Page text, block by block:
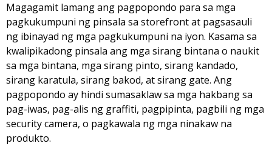
Magagamit lamang ang pagpopondo para sa mga
pagkukumpuni ng pinsala sa storefront at pagsasauli
ng ibinayad ng mga pagkukumpuni na iyon. Kasama sa
kwalipikadong pinsala ang mga sirang bintana o naukit
sa mga bintana, mga sirang pinto, sirang kandado,
sirang karatula, sirang bakod, at sirang gate. Ang
pagpopondo ay hindi sumasaklaw sa mga hakbang sa
pag-iwas, pag-alis ng graffiti, pagpipinta, pagbili ng mga
security camera, o pagkawala ng mga ninakaw na
produkto.